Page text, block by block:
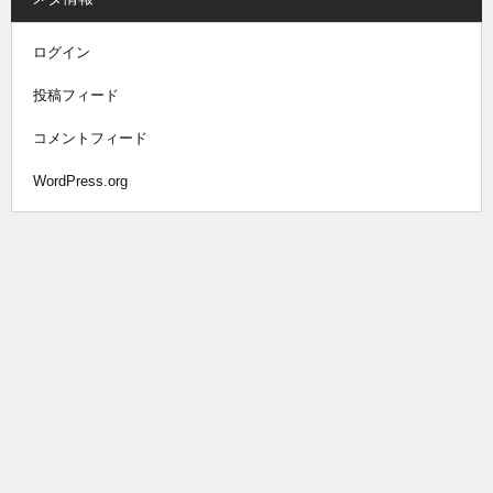
ログイン
投稿フィード
コメントフィード
WordPress.org